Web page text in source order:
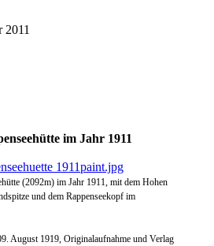
2011
im Jahr 1911
(2092m) im Jahr 1911, mit dem Hohen
und dem Rappenseekopf im
August 1919, Originalaufnahme und Verlag